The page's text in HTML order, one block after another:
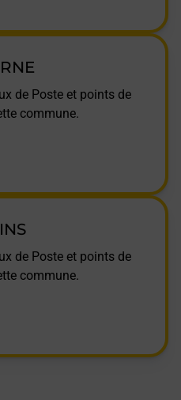
de Poste et points de
commune.
de Poste et points de
commune.